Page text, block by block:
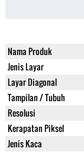
Nama Produk
Jenis Layar
Layar Diagonal
Tampilan / Tubuh
Resolusi
Kerapatan Piksel
Jenis Kaca